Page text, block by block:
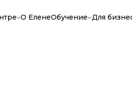
О ЕленеОбучение Для